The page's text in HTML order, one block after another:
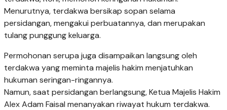
Menurutnya, terdakwa bersikap sopan selama
persidangan, mengakui perbuatannya, dan merupakan
tulang punggung keluarga.
Permohonan serupa juga disampaikan langsung oleh
terdakwa yang meminta majelis hakim menjatuhkan
hukuman seringan-ringannya.
Namun, saat persidangan berlangsung, Ketua Majelis Hakim
Alex Adam Faisal menanyakan riwayat hukum terdakwa.